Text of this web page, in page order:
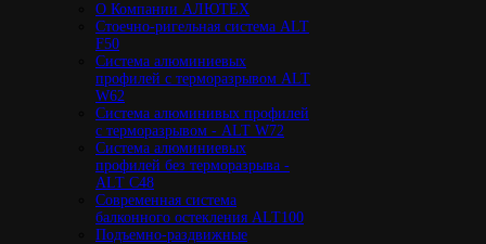
О Компании АЛЮТЕХ
Стоечно-ригельная система ALT
F50
Cистема алюминиевых
профилей с терморазрывом ALT
W62
Система алюминивых профилей
с терморазрывом - ALT W72
Cистема алюминиевых
профилей без терморазрыва -
ALT C48
Cовременная система
балконного остекления ALT100
Подъемно-раздвижные